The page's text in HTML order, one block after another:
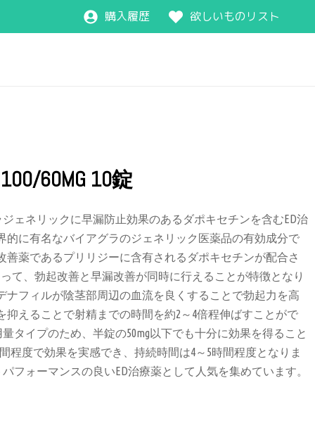
購入履歴 欲しいものリスト
60MG 10錠
ェネリックに早漏防止効果のあるダポキセチンを含むED治
的に有名なバイアグラのジェネリック医薬品の有効成分で
善薬であるプリリジーに含有されるダポキセチンが配合さ
て、勃起改善と早漏改善が同時に行えることが特徴となり
ナフィルが陰茎部周辺の血流を良くすることで勃起力を高
抑えることで射精までの時間を約2～4倍程伸ばすことがで
タイプのため、半錠の50mg以下でも十分に効果を得ること
程度で効果を実感でき、持続時間は4～5時間程度となりま
フォーマンスの良いED治療薬として人気を集めています。